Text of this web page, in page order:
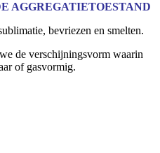
AGGREGATIETOESTAND
bevriezen en smelten.
de verschijningsvorm waarin
of gasvormig.